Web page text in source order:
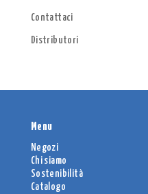
Contattaci
Distributori
Menu
Negozi
Chi siamo
Sostenibilità
Catalogo